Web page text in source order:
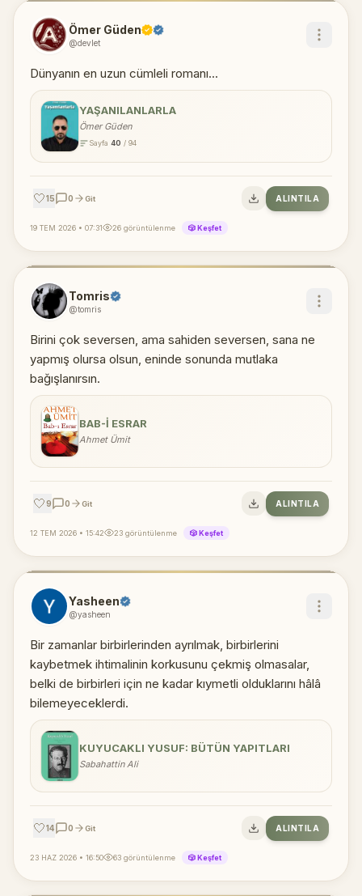
Ömer Güden
@devlet
Dünyanın en uzun cümleli romanı...
YAŞANILANLARLA
Ömer Güden
Sayfa 40 / 94
🤍15 0 Git ALINTILA
19 TEM 2026 • 07:31 26 görüntülenme 🎲 Keşfet
Tomris
@tomris
Birini çok seversen, ama sahiden seversen, sana ne
yapmış olursa olsun, eninde sonunda mutlaka
bağışlanırsın.
BAB-I ESRAR
Ahmet Ümit
🤍9 0 Git ALINTILA
12 TEM 2026 • 15:42 23 görüntülenme 🎲 Keşfet
Yasheen
@yasheen
Bir zamanlar birbirlerinden ayrılmak, birbirlerini
kaybetmek ihtimalinin korkusunu çekmiş olmasalar,
belki de birbirleri için ne kadar kıymetli olduklarını hâlâ
bilemeyeceklerdi.
KUYUCAKLI YUSUF: BÜTÜN YAPITLARI
Sabahattin Ali
🤍14 0 Git ALINTILA
23 HAZ 2026 • 16:50 63 görüntülenme 🎲 Keşfet